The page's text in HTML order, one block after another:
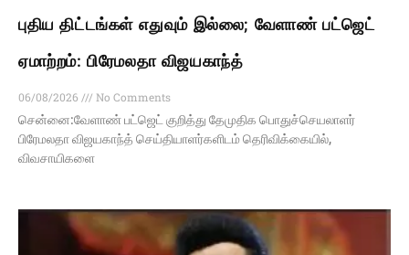
புதிய திட்டங்கள் எதுவும் இல்லை; வேளாண் பட்ஜெட்
ஏமாற்றம்: பிரேமலதா விஜயகாந்த்
06/08/2026
No Comments
சென்னை:வேளாண் பட்ஜெட் குறித்து தேமுதிக பொதுச்செயலாளர்
பிரேமலதா விஜயகாந்த் செய்தியாளர்களிடம் தெரிவிக்கையில்,
விவசாயிகளை